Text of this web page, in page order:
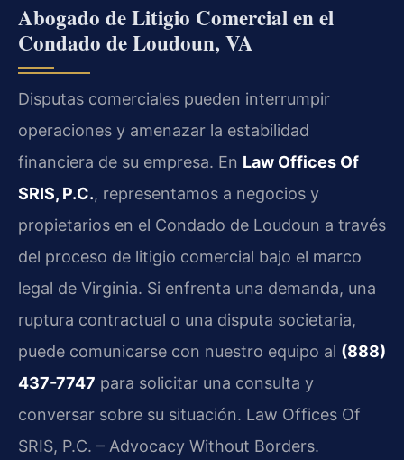
Abogado de Litigio Comercial en el
Condado de Loudoun, VA
Disputas comerciales pueden interrumpir
operaciones y amenazar la estabilidad
financiera de su empresa. En Law Offices Of
SRIS, P.C., representamos a negocios y
propietarios en el Condado de Loudoun a través
del proceso de litigio comercial bajo el marco
legal de Virginia. Si enfrenta una demanda, una
ruptura contractual o una disputa societaria,
puede comunicarse con nuestro equipo al (888)
437-7747 para solicitar una consulta y
conversar sobre su situación. Law Offices Of
SRIS, P.C. – Advocacy Without Borders.